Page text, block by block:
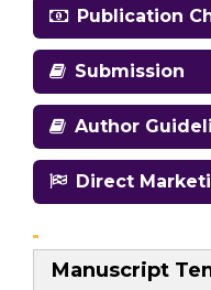
Publication
Submission
Author
Direct
Manuscript